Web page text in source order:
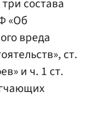
состава
«Об
вреда
ст.
и ч. 1 ст.